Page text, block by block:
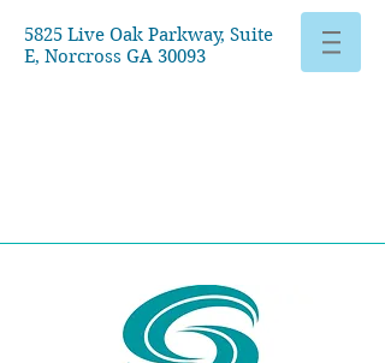
5825 Live Oak Parkway, Suite
E, Norcross GA 30093